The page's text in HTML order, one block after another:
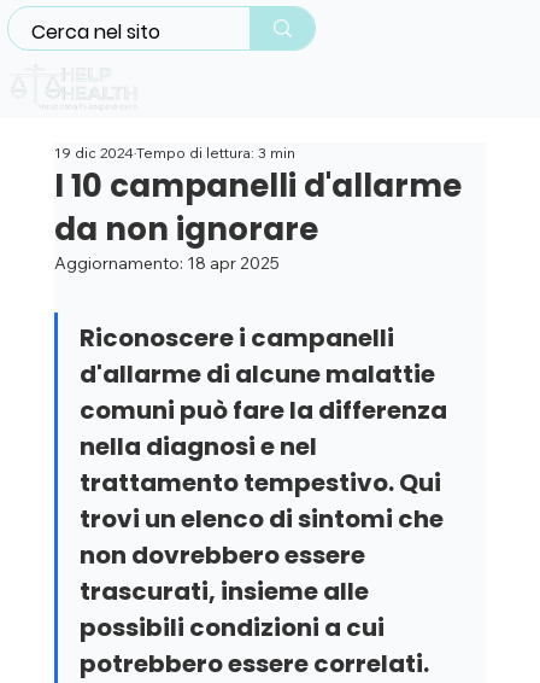
I 10 campanelli d'allarme
da non ignorare
19 dic 2024Tempo di lettura: 3 min
Aggiornamento: 18 apr 2025
Riconoscere i campanelli
d'allarme di alcune malattie
comuni può fare la differenza
nella diagnosi e nel
trattamento tempestivo. Qui
trovi un elenco di sintomi che
non dovrebbero essere
trascurati, insieme alle
possibili condizioni a cui
potrebbero essere correlati.